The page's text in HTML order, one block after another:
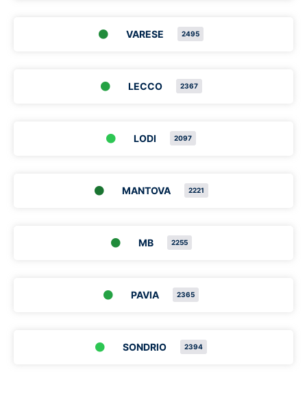
VARESE 2495
LECCO 2367
LODI 2097
MANTOVA 2221
MB 2255
PAVIA 2365
SONDRIO 2394